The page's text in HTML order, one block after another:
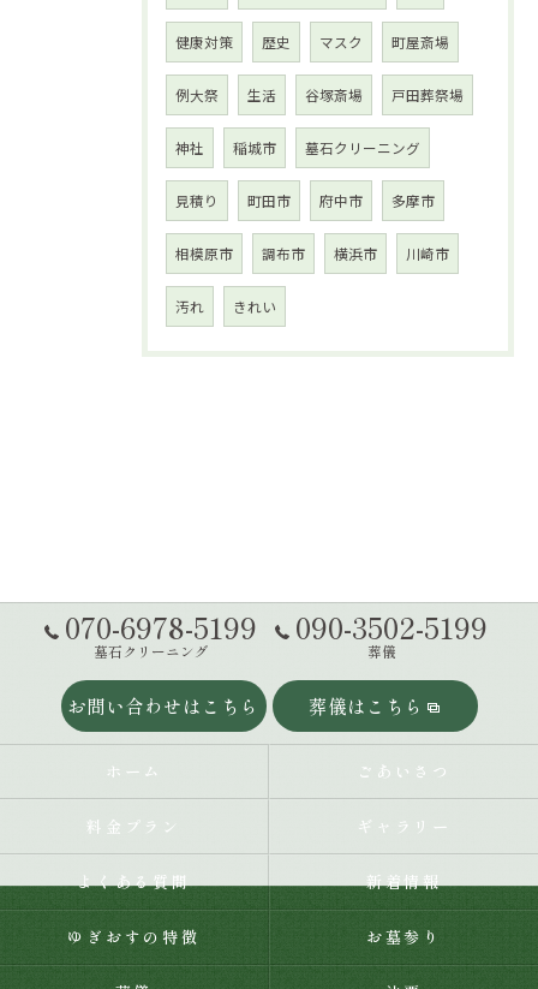
健康対策 歴史 マスク 町屋斎場
例大祭 生活 谷塚斎場 戸田葬祭場
神社 稲城市 墓石クリーニング
見積り 町田市 府中市 多摩市
相模原市 調布市 横浜市 川崎市
汚れ きれい
070-6978-5199
墓石クリーニング
090-3502-5199
葬儀
お問い合わせはこちら 葬儀はこちら
ホーム ごあいさつ
料金プラン ギャラリー
よくある質問 新着情報
ゆぎおすの特徴 お墓参り